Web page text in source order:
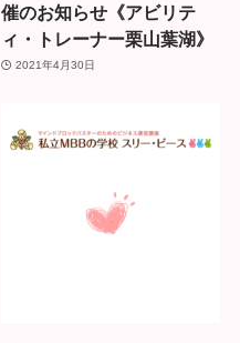
催のお知らせ《アビリテ
ィ・トレーナー栗山葉湖》
2021年4月30日